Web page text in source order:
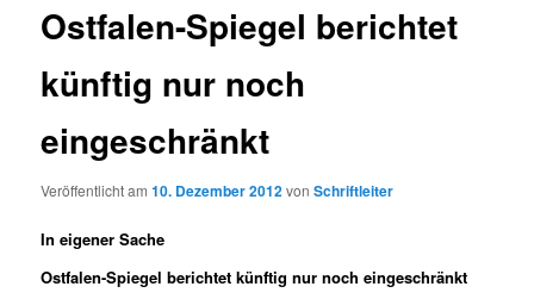
Ostfalen-Spiegel berichtet
künftig nur noch
eingeschränkt
Veröffentlicht am10. Dezember 2012vonSchriftleiter
In eigener Sache
Ostfalen-Spiegel berichtet künftig nur noch eingeschränkt